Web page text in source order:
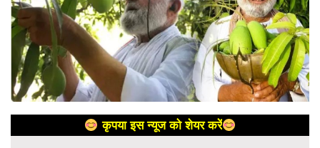
कृपया इस न्यूज को शेयर करें